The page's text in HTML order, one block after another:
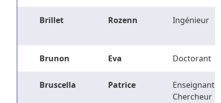
Brillet Rozenn Ingénieur
Brunon Eva Doctorant
Bruscella Patrice
Enseignant-
Chercheur